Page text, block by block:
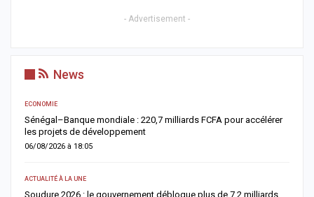
- Advertisement -
News
ECONOMIE
Sénégal–Banque mondiale : 220,7 milliards FCFA pour accélérer
les projets de développement
06/08/2026 à 18:05
ACTUALITÉ À LA UNE
Soudure 2026 : le gouvernement débloque plus de 7,2 milliards